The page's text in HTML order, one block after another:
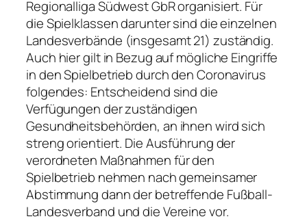
Regionalliga Südwest GbR organisiert. Für
die Spielklassen darunter sind die einzelnen
Landesverbände (insgesamt 21) zuständig.
Auch hier gilt in Bezug auf mögliche Eingriffe
in den Spielbetrieb durch den Coronavirus
folgendes: Entscheidend sind die
Verfügungen der zuständigen
Gesundheitsbehörden, an ihnen wird sich
streng orientiert. Die Ausführung der
verordneten Maßnahmen für den
Spielbetrieb nehmen nach gemeinsamer
Abstimmung dann der betreffende Fußball-
Landesverband und die Vereine vor.